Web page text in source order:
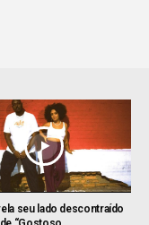
seu lado descontraído